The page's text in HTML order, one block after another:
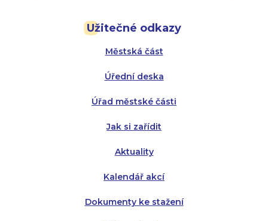
Užitečné odkazy
Městská část
Úřední deska
Úřad městské části
Jak si zařídit
Aktuality
Kalendář akcí
Dokumenty ke stažení
Úterý:
Středa:
Čtvrtek:
Pátek:
Úterý:
Středa:
Čtvrtek: